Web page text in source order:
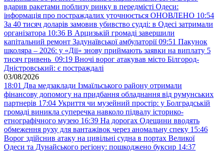
вдарив ракетами поблизу ринку в передмісті Одеси:
інформація про постраждалих уточнюється ОНОВЛЕНО 10:54
За 40 тисяч доларів замовив убивство судді: в Одесі затримали
організатора 10:36 В Арцизькій громаді завершили
капітальний ремонт Задунаївської амбулаторії 09:51 Пакунок
школяра – 2026: у «Дії» знову приймають заявки на виплату 5
тисяч гривень 09:19 Вночі ворог атакував місто Білгород-
Дністровський: є постраждалі
03/08/2026
18:01 Два медзаклади Ізмаїльського району отримали
фінансову допомогу на придбання обладнання від румунських
партнерів 17:04 Укриття чи музейний простір: у Болградській
громаді виникла суперечка навколо підвалу історико-
етнографічного музею 16:39 На дорогах Одещини вводять
обмеження руху для вантажівок через аномальну спеку 15:46
Ворог здійснив атаку на цивільні судна в портах Великої
Одеси та Дунайського регіону: пошкоджено буксир 14:37